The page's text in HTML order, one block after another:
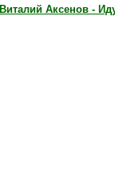
Виталий Аксенов -